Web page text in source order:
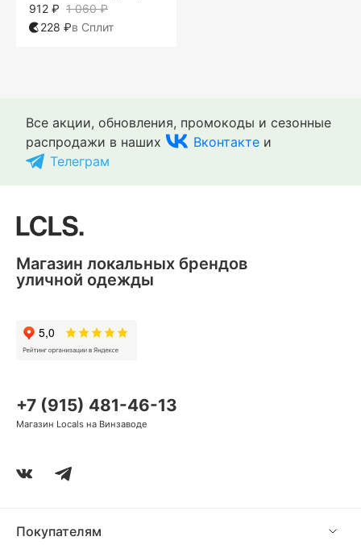
1 060 ₽
912 ₽
228 ₽в Сплит
Все акции, обновления, промокоды и сезонные
распродажи в наших
Вконтакте и
Телеграм
Покупателям
+7 (915) 481-46-13
Магазин Locals на Винзаводе
Магазин локальных брендов
уличной одежды